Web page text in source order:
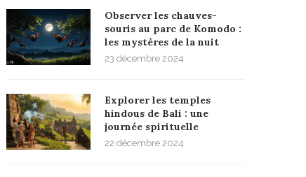
Observer les chauves-
souris au parc de Komodo :
les mystères de la nuit
23 décembre 2024
Explorer les temples
hindous de Bali : une
journée spirituelle
22 décembre 2024